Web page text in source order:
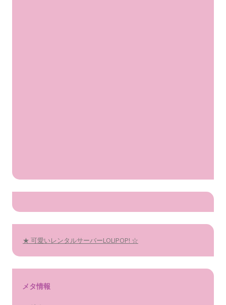
★ 可愛いレンタルサーバーLOLIPOP! ☆
メタ情報